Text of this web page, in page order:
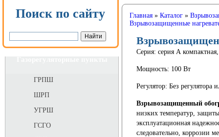
Поиск по сайту
ГРПШ
ШРП
УГРШ
ГСГО
Главная» Каталог»
Взрывозащищенные
Серия: серия А
Мощность: 100 Вт
Регулятор: Без
Взрывозащищенный
низких температур,
эксплуатационная
следовательно, коррозии